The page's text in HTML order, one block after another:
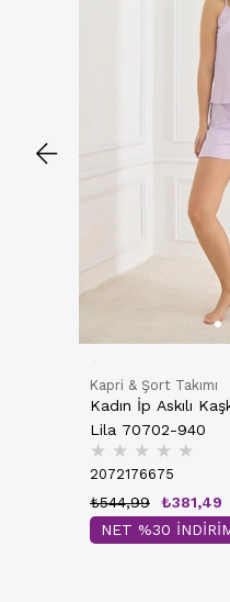
Kapri & Şort Takımı
Kadın İp Askılı
Lila 70702-940
★ ★ ★ ★ ★
2072176675
₺381,49
₺544,99
NET %30